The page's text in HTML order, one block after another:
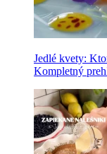
Jedlé kvety:
Kompletný